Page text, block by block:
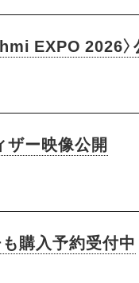
EXPO 2026
ザー映像公開
購入予約受付中